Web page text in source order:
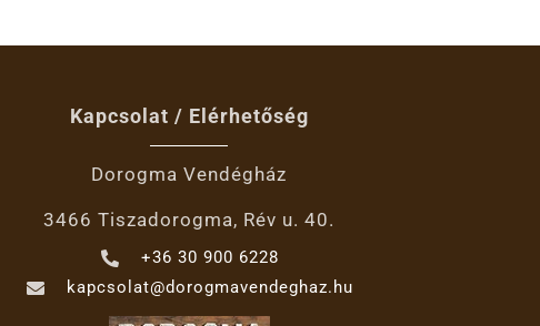
Kapcsolat / Elérhetőség
Dorogma Vendégház
3466 Tiszadorogma, Rév u. 40.
+36 30 900 6228
kapcsolat@dorogmavendeghaz.hu